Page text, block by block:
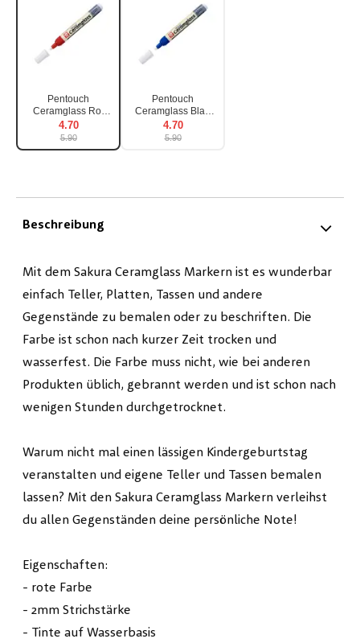
Pentouch
Ceramglass Rot
2mm
4.70
5.90
Pentouch
Ceramglass Blau
2mm
4.70
5.90
Beschreibung
Mit dem Sakura Ceramglass Markern ist es wunderbar
einfach Teller, Platten, Tassen und andere
Gegenstände zu bemalen oder zu beschriften. Die
Farbe ist schon nach kurzer Zeit trocken und
wasserfest. Die Farbe muss nicht, wie bei anderen
Produkten üblich, gebrannt werden und ist schon nach
wenigen Stunden durchgetrocknet.
Warum nicht mal einen lässigen Kindergeburtstag
veranstalten und eigene Teller und Tassen bemalen
lassen? Mit den Sakura Ceramglass Markern verleihst
du allen Gegenständen deine persönliche Note!
Eigenschaften:
- rote Farbe
- 2mm Strichstärke
- Tinte auf Wasserbasis